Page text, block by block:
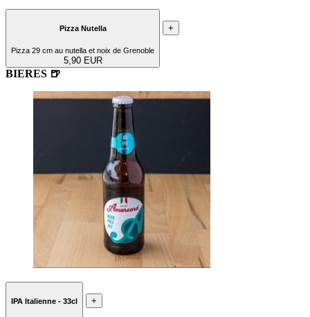
Pizza Nutella
Pizza 29 cm au nutella et noix de Grenoble
5,90 EUR
+
BIERES 🍺
IPA Italienne - 33cl +